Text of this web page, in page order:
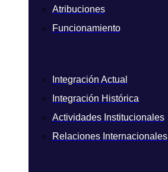
Atribuciones
Funcionamiento
Integración Actual
Integración Histórica
Actividades Institucionales
Relaciones Internacionales